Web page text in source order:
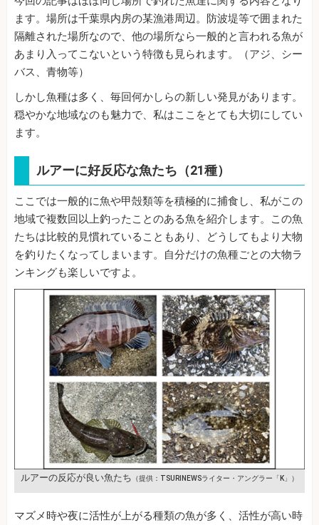
ます。場所は千葉県内房の某漁港周辺。防波堤等で囲まれた
隔離された場所なので、他の場所なら一般的と言われる魚が
あまり入ってこないという特徴も見られます。（アジ、シー
バス、青物等）
しかし魚種は多く、毎回何かしらの新しい発見があります。
穏やかな地域なのも魅力で、私はここをとても大切にしてい
ます。
ルアーに好反応な魚たち（21種）
ここでは一般的に魚や甲殻類等を積極的に捕食し、私がこの
地域で複数回以上釣ったことのある魚を紹介します。この魚
たちは比較的見慣れていることもあり、どうしてもより大物
を釣りたくなってしまいます。自分だけの魚種ごとの大物ラ
ンキングも楽しいですよ。
ルアーの反応が良い魚たち （提供：TSURINEWSライター・アングラー「K」）
マズメ時や夜に活性が上がる種類の魚が多く、活性が高い時